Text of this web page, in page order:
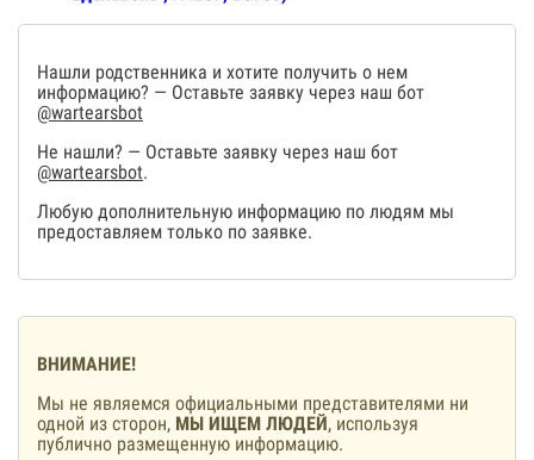
Нашли родственника и хотите получить о нем
информацию? — Оставьте заявку через наш бот
@wartearsbot
Не нашли? — Оставьте заявку через наш бот
@wartearsbot.
Любую дополнительную информацию по людям мы
предоставляем только по заявке.
ВНИМАНИЕ!
Мы не являемся официальными представителями ни
одной из сторон, МЫ ИЩЕМ ЛЮДЕЙ, используя
публично размещенную информацию.